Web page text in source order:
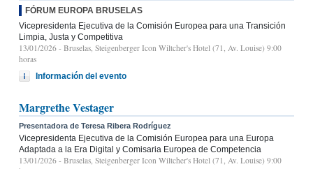
FÓRUM EUROPA BRUSELAS
Vicepresidenta Ejecutiva de la Comisión Europea para una Transición
Limpia, Justa y Competitiva
13/01/2026 - Bruselas, Steigenberger Icon Wiltcher's Hotel (71, Av. Louise) 9:00
horas
Información del evento
Margrethe Vestager
Presentadora de Teresa Ribera Rodríguez
Vicepresidenta Ejecutiva de la Comisión Europea para una Europa
Adaptada a la Era Digital y Comisaria Europea de Competencia
13/01/2026 - Bruselas, Steigenberger Icon Wiltcher's Hotel (71, Av. Louise) 9:00